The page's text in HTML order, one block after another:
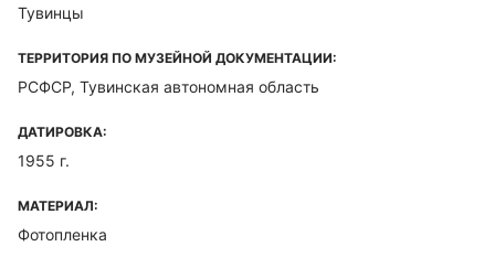
Тувинцы
ТЕРРИТОРИЯ ПО МУЗЕЙНОЙ ДОКУМЕНТАЦИИ:
РСФСР, Тувинская автономная область
ДАТИРОВКА:
1955 г.
МАТЕРИАЛ:
Фотопленка